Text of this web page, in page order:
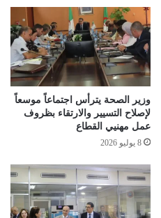
وزير الصحة يترأس اجتماعاً موسعاً
لإصلاح التسيير والارتقاء بظروف
عمل مهنيي القطاع
8 يوليو 2026